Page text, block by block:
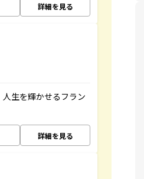
詳細を見る
生を輝かせるフラン
詳細を見る